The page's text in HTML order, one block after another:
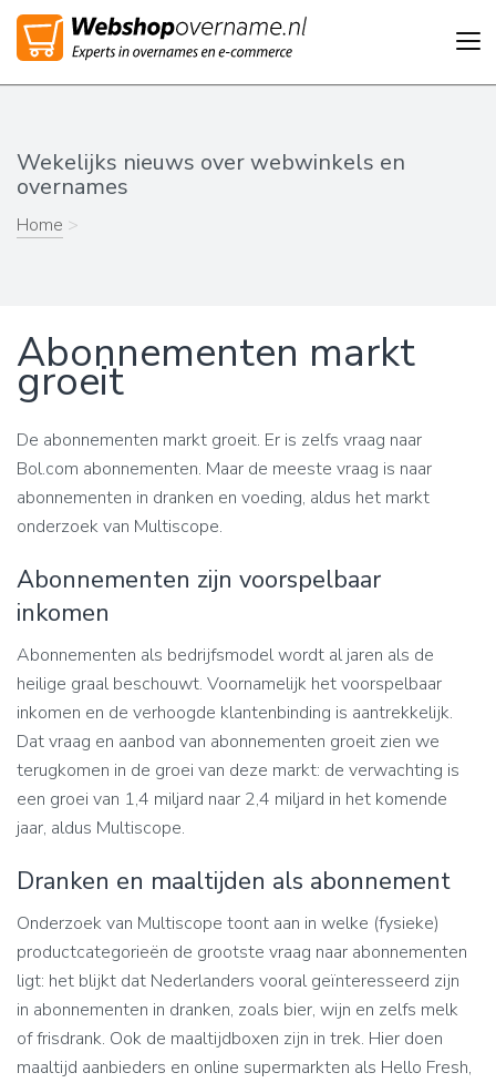
Wekelijks nieuws over webwinkels en
overnames
Home >
Abonnementen markt
groeit
De abonnementen markt groeit. Er is zelfs vraag naar
Bol.com abonnementen. Maar de meeste vraag is naar
abonnementen in dranken en voeding, aldus het markt
onderzoek van Multiscope.
Abonnementen zijn voorspelbaar
inkomen
Abonnementen als bedrijfsmodel wordt al jaren als de
heilige graal beschouwt. Voornamelijk het voorspelbaar
inkomen en de verhoogde klantenbinding is aantrekkelijk.
Dat vraag en aanbod van abonnementen groeit zien we
terugkomen in de groei van deze markt: de verwachting is
een groei van 1,4 miljard naar 2,4 miljard in het komende
jaar, aldus Multiscope.
Dranken en maaltijden als abonnement
Onderzoek van Multiscope toont aan in welke (fysieke)
productcategorieën de grootste vraag naar abonnementen
ligt: het blijkt dat Nederlanders vooral geïnteresseerd zijn
in abonnementen in dranken, zoals bier, wijn en zelfs melk
of frisdrank. Ook de maaltijdboxen zijn in trek. Hier doen
maaltijd aanbieders en online supermarkten als Hello Fresh,